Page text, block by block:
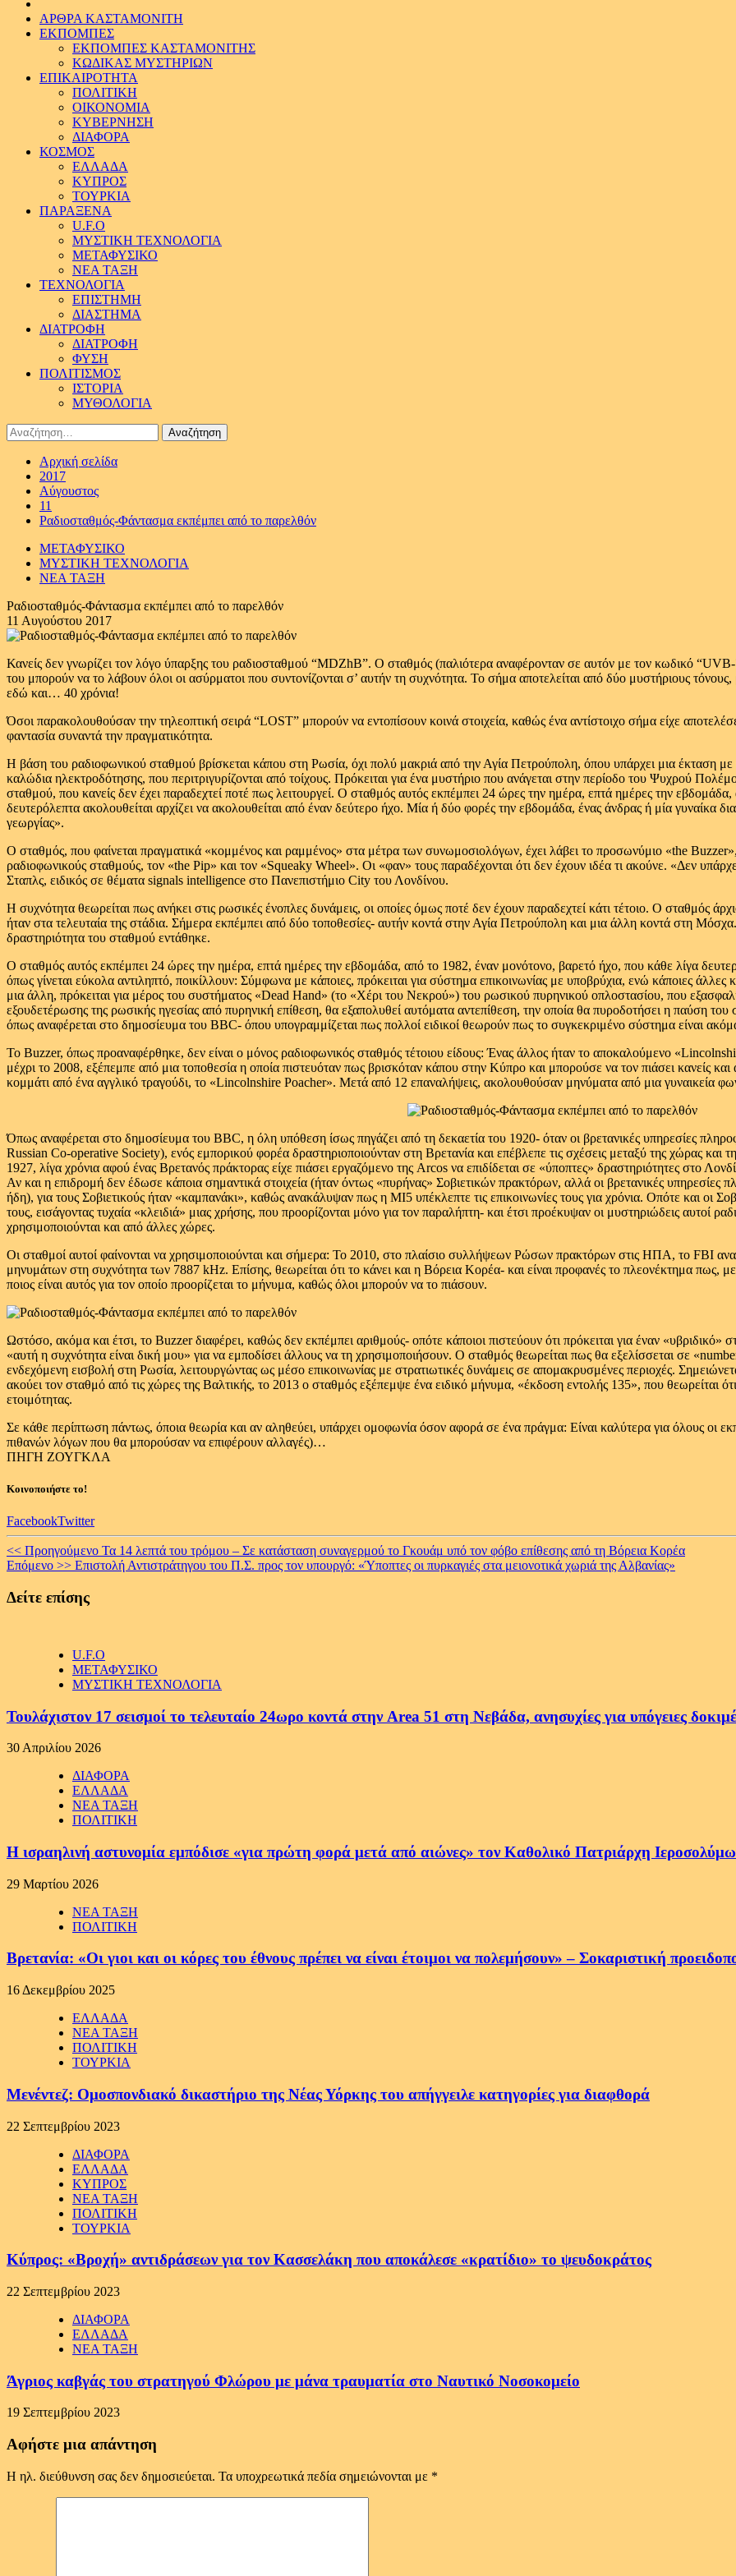
ΑΡΘΡΑ ΚΑΣΤΑΜΟΝΙΤΗ
ΕΚΠΟΜΠΕΣ
ΕΚΠΟΜΠΕΣ ΚΑΣΤΑΜΟΝΙΤΗΣ
ΚΩΔΙΚΑΣ ΜΥΣΤΗΡΙΩΝ
ΕΠΙΚΑΙΡΟΤΗΤΑ
ΠΟΛΙΤΙΚΗ
ΟΙΚΟΝΟΜΙΑ
ΚΥΒΕΡΝΗΣΗ
ΔΙΑΦΟΡΑ
ΚΟΣΜΟΣ
ΕΛΛΑΔΑ
ΚΥΠΡΟΣ
ΤΟΥΡΚΙΑ
ΠΑΡΑΞΕΝΑ
U.F.O
ΜΥΣΤΙΚΗ ΤΕΧΝΟΛΟΓΙΑ
ΜΕΤΑΦΥΣΙΚΟ
ΝΕΑ ΤΑΞΗ
ΤΕΧΝΟΛΟΓΙΑ
ΕΠΙΣΤΗΜΗ
ΔΙΑΣΤΗΜΑ
ΔΙΑΤΡΟΦΗ
ΔΙΑΤΡΟΦΗ
ΦΥΣΗ
ΠΟΛΙΤΙΣΜΟΣ
ΙΣΤΟΡΙΑ
ΜΥΘΟΛΟΓΙΑ
Αναζήτηση
για:
Αρχική σελίδα
2017
Αύγουστος
11
Ραδιοσταθμός-Φάντασμα εκπέμπει από το παρελθόν
ΜΕΤΑΦΥΣΙΚΟ
ΜΥΣΤΙΚΗ ΤΕΧΝΟΛΟΓΙΑ
ΝΕΑ ΤΑΞΗ
Ραδιοσταθμός-Φάντασμα εκπέμπει από το παρελθόν
11 Αυγούστου 2017
Κανείς δεν γνωρίζει τον λόγο ύπαρξης του ραδιοσταθμού “MDZhB”. Ο σταθμός (παλιότερα αναφέρονταν σε αυτόν με τον κωδικό
του μπορούν να το λάβουν όλοι οι ασύρματοι που συντονίζονται σ’ αυτήν τη συχνότητα. Το σήμα αποτελείται από δύο μυστήριους τόνους,
εδώ και… 40 χρόνια!
Όσοι παρακολουθούσαν την τηλεοπτική σειρά “LOST” μπορούν να εντοπίσουν κοινά στοιχεία, καθώς ένα αντίστοιχο σήμα είχε
φαντασία συναντά την πραγματικότητα.
Η βάση του ραδιοφωνικού σταθμού βρίσκεται κάπου στη Ρωσία, όχι πολύ μακριά από την Αγία Πετρούπολη, όπου υπάρχει μια έκταση με
καλώδια ηλεκτροδότησης, που περιτριγυρίζονται από τοίχους. Πρόκειται για ένα μυστήριο που ανάγεται στην περίοδο του Ψυχρού
σταθμού, που κανείς δεν έχει παραδεχτεί ποτέ πως λειτουργεί. Ο σταθμός αυτός εκπέμπει 24 ώρες την ημέρα, επτά ημέρες την
δευτερόλεπτα ακολουθείται αρχίζει να ακολουθείται από έναν δεύτερο ήχο. Μία ή δύο φορές την εβδομάδα, ένας άνδρας ή μία γυναίκα
γεωργίας».
Ο σταθμός, που φαίνεται πραγματικά «κομμένος και ραμμένος» στα μέτρα των συνωμοσιολόγων, έχει λάβει το προσωνύμιο «the
ραδιοφωνικούς σταθμούς, τον «the Pip» και τον «Squeaky Wheel». Οι «φαν» τους παραδέχονται ότι δεν έχουν ιδέα τι ακούνε. «Δεν
Σταπλς, ειδικός σε θέματα signals intelligence στο Πανεπιστήμιο City του Λονδίνου.
Η συχνότητα θεωρείται πως ανήκει στις ρωσικές ένοπλες δυνάμεις, οι οποίες όμως ποτέ δεν έχουν παραδεχτεί κάτι τέτοιο. Ο σταθμός
ήταν στα τελευταία της στάδια. Σήμερα εκπέμπει από δύο τοποθεσίες- αυτήν κοντά στην Αγία Πετρούπολη και μια άλλη κοντά στη
δραστηριότητα του σταθμού εντάθηκε.
Ο σταθμός αυτός εκπέμπει 24 ώρες την ημέρα, επτά ημέρες την εβδομάδα, από το 1982, έναν μονότονο, βαρετό ήχο, που κάθε λίγα
όπως γίνεται εύκολα αντιληπτό, ποικίλλουν: Σύμφωνα με κάποιες, πρόκειται για σύστημα επικοινωνίας με υποβρύχια, ενώ κάποιες
μια άλλη, πρόκειται για μέρος του συστήματος «Dead Hand» (το «Χέρι του Νεκρού») του ρωσικού πυρηνικού οπλοστασίου, που
εξουδετέρωσης της ρωσικής ηγεσίας από πυρηνική επίθεση, θα εξαπολυθεί αυτόματα αντεπίθεση, την οποία θα πυροδοτήσει η παύση
όπως αναφέρεται στο δημοσίευμα του BBC- όπου υπογραμμίζεται πως πολλοί ειδικοί θεωρούν πως το συγκεκριμένο σύστημα είναι
Το Buzzer, όπως προαναφέρθηκε, δεν είναι ο μόνος ραδιοφωνικός σταθμός τέτοιου είδους: Ένας άλλος ήταν το αποκαλούμενο
μέχρι το 2008, εξέπεμπε από μια τοποθεσία η οποία πιστευόταν πως βρισκόταν κάπου στην Κύπρο και μπορούσε να τον πιάσει κανείς
κομμάτι από ένα αγγλικό τραγούδι, το «Lincolnshire Poacher». Μετά από 12 επαναλήψεις, ακολουθούσαν μηνύματα από μια γυναικεία
Όπως αναφέρεται στο δημοσίευμα του BBC, η όλη υπόθεση ίσως πηγάζει από τη δεκαετία του 1920- όταν οι βρετανικές υπηρεσίες
Russian Co-operative Society), ενός εμπορικού φορέα δραστηριοποιούνταν στη Βρετανία και επέβλεπε τις σχέσεις μεταξύ της χώρας
1927, λίγα χρόνια αφού ένας Βρετανός πράκτορας είχε πιάσει εργαζόμενο της Arcos να επιδίδεται σε «ύποπτες» δραστηριότητες στο
Αν και η επιδρομή δεν έδωσε κάποια σημαντικά στοιχεία (ήταν όντως «πυρήνας» Σοβιετικών πρακτόρων, αλλά οι βρετανικές
ήδη), για τους Σοβιετικούς ήταν «καμπανάκι», καθώς ανακάλυψαν πως η ΜΙ5 υπέκλεπτε τις επικοινωνίες τους για χρόνια. Οπότε και οι
τους, εισάγοντας τυχαία «κλειδιά» μιας χρήσης, που προορίζονται μόνο για τον παραλήπτη- και έτσι προέκυψαν οι μυστηριώδεις αυτοί
χρησιμοποιούνται και από άλλες χώρες.
Οι σταθμοί αυτοί φαίνονται να χρησιμοποιούνται και σήμερα: Το 2010, στο πλαίσιο συλλήψεων Ρώσων πρακτόρων στις ΗΠΑ, το FBI
μηνυμάτων στη συχνότητα των 7887 kHz. Επίσης, θεωρείται ότι το κάνει και η Βόρεια Κορέα- και είναι προφανές το πλεονέκτημα πως,
ποιος είναι αυτός για τον οποίο προορίζεται το μήνυμα, καθώς όλοι μπορούν να το πιάσουν.
Ωστόσο, ακόμα και έτσι, το Buzzer διαφέρει, καθώς δεν εκπέμπει αριθμούς- οπότε κάποιοι πιστεύουν ότι πρόκειται για έναν
«αυτή η συχνότητα είναι δική μου» για να εμποδίσει άλλους να τη χρησιμοποιήσουν. Ο σταθμός θεωρείται πως θα εξελίσσεται σε
ενδεχόμενη εισβολή στη Ρωσία, λειτουργώντας ως μέσο επικοινωνίας με στρατιωτικές δυνάμεις σε απομακρυσμένες περιοχές.
ακούει τον σταθμό από τις χώρες της Βαλτικής, το 2013 ο σταθμός εξέπεμψε ένα ειδικό μήνυμα, «έκδοση εντολής 135», που θεωρείται
ετοιμότητας.
Σε κάθε περίπτωση πάντως, όποια θεωρία και αν αληθεύει, υπάρχει ομοφωνία όσον αφορά σε ένα πράγμα: Είναι καλύτερα για όλους οι
πιθανών λόγων που θα μπορούσαν να επιφέρουν αλλαγές)…
ΠΗΓΗ ΖΟΥΓΚΛΑ
Κοινοποιήστε το!
FacebookTwitter
Continue
Reading
<< Προηγούμενο Τα 14 λεπτά του τρόμου – Σε κατάσταση συναγερμού το Γκουάμ υπό τον φόβο επίθεσης από τη Βόρεια Κορέα
Επόμενο >> Επιστολή Αντιστράτηγου του Π.Σ. προς τον υπουργό: «Ύποπτες οι πυρκαγιές στα μειονοτικά χωριά της Αλβανίας»
Δείτε επίσης
U.F.O
ΜΕΤΑΦΥΣΙΚΟ
ΜΥΣΤΙΚΗ ΤΕΧΝΟΛΟΓΙΑ
Τουλάχιστον 17 σεισμοί το τελευταίο 24ωρο κοντά στην Area 51 στη Νεβάδα, ανησυχίες για υπόγειες
30 Απριλίου 2026
ΔΙΑΦΟΡΑ
ΕΛΛΑΔΑ
ΝΕΑ ΤΑΞΗ
ΠΟΛΙΤΙΚΗ
Η ισραηλινή αστυνομία εμπόδισε «για πρώτη φορά μετά από αιώνες» τον Καθολικό Πατριάρχη
29 Μαρτίου 2026
ΝΕΑ ΤΑΞΗ
ΠΟΛΙΤΙΚΗ
Βρετανία: «Οι γιοι και οι κόρες του έθνους πρέπει να είναι έτοιμοι να πολεμήσουν» – Σοκαριστική
16 Δεκεμβρίου 2025
ΕΛΛΑΔΑ
ΝΕΑ ΤΑΞΗ
ΠΟΛΙΤΙΚΗ
ΤΟΥΡΚΙΑ
Μενέντεζ: Ομοσπονδιακό δικαστήριο της Νέας Υόρκης του απήγγειλε κατηγορίες για διαφθορά
22 Σεπτεμβρίου 2023
ΔΙΑΦΟΡΑ
ΕΛΛΑΔΑ
ΚΥΠΡΟΣ
ΝΕΑ ΤΑΞΗ
ΠΟΛΙΤΙΚΗ
ΤΟΥΡΚΙΑ
Κύπρος: «Βροχή» αντιδράσεων για τον Κασσελάκη που αποκάλεσε «κρατίδιο» το ψευδοκράτος
22 Σεπτεμβρίου 2023
ΔΙΑΦΟΡΑ
ΕΛΛΑΔΑ
ΝΕΑ ΤΑΞΗ
Άγριος καβγάς του στρατηγού Φλώρου με μάνα τραυματία στο Ναυτικό Νοσοκομείο
19 Σεπτεμβρίου 2023
Αφήστε μια απάντηση
Η ηλ. διεύθυνση σας δεν δημοσιεύεται. Τα υποχρεωτικά πεδία σημειώνονται με *